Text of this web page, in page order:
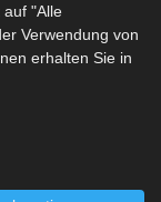
auf "Alle
Verwendung von
erhalten Sie in